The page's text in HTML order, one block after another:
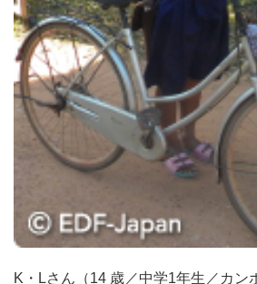
K・Lさん（14 歳／中学1年生／カン